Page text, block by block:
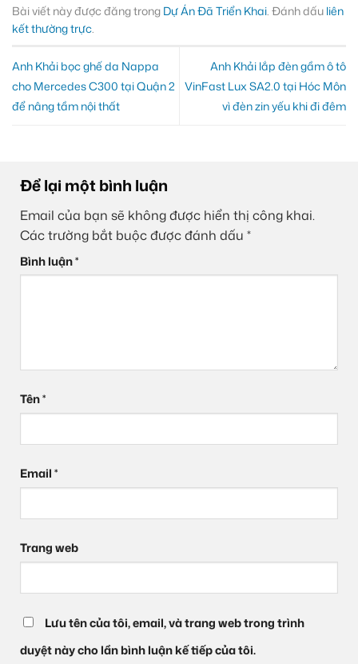
Bài viết này được đăng trong Dự Án Đã Triển Khai. Đánh dấu liên
kết thường trực.
Anh Khải bọc ghế da Nappa
cho Mercedes C300 tại Quận 2
để nâng tầm nội thất
Anh Khải lắp đèn gầm ô tô
VinFast Lux SA2.0 tại Hóc Môn
vì đèn zin yếu khi đi đêm
Để lại một bình luận
Email của bạn sẽ không được hiển thị công khai.
Các trường bắt buộc được đánh dấu *
Bình luận*
Tên*
Email*
Trang web
Lưu tên của tôi, email, và trang web trong trình
duyệt này cho lần bình luận kế tiếp của tôi.